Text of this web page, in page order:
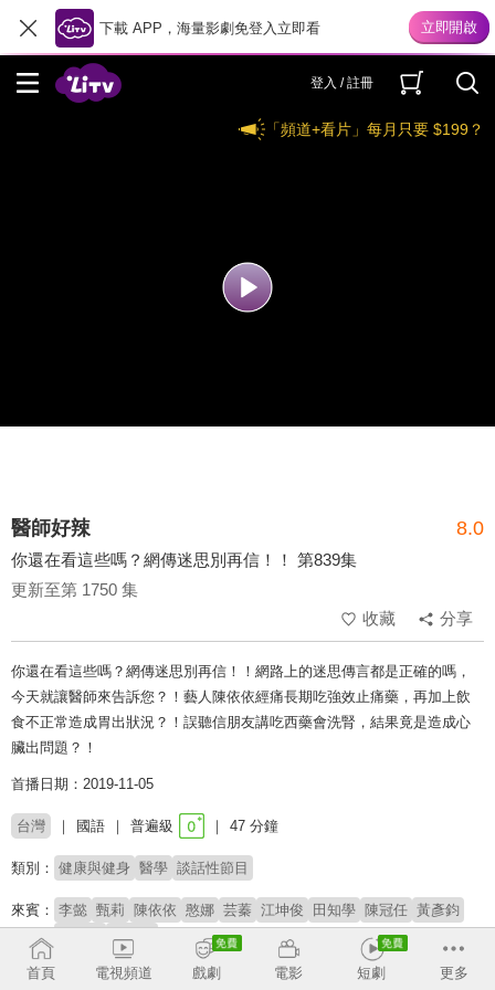
下載 APP，海量影劇免登入立即看
登入 / 註冊
「頻道+看片」每月只要 $199？
醫師好辣 8.0
你還在看這些嗎？網傳迷思別再信！！ 第839集
更新至第 1750 集
收藏
分享
你還在看這些嗎？網傳迷思別再信！！網路上的迷思傳言都是正確的嗎，
今天就讓醫師來告訴您？！藝人陳依依經痛長期吃強效止痛藥，再加上飲
食不正常造成胃出狀況？！誤聽信朋友講吃西藥會洗腎，結果竟是造成心
臟出問題？！
首播日期：2019-11-05
台灣 國語 普遍級 47 分鐘
類別： 健康與健身 醫學 談話性節目
來賓： 李懿 甄莉 陳依依 憨娜 芸蓁 江坤俊 田知學 陳冠任 黃彥鈞
陳炳諴
主持：
首頁 電視頻道 戲劇 電影 短劇 更多